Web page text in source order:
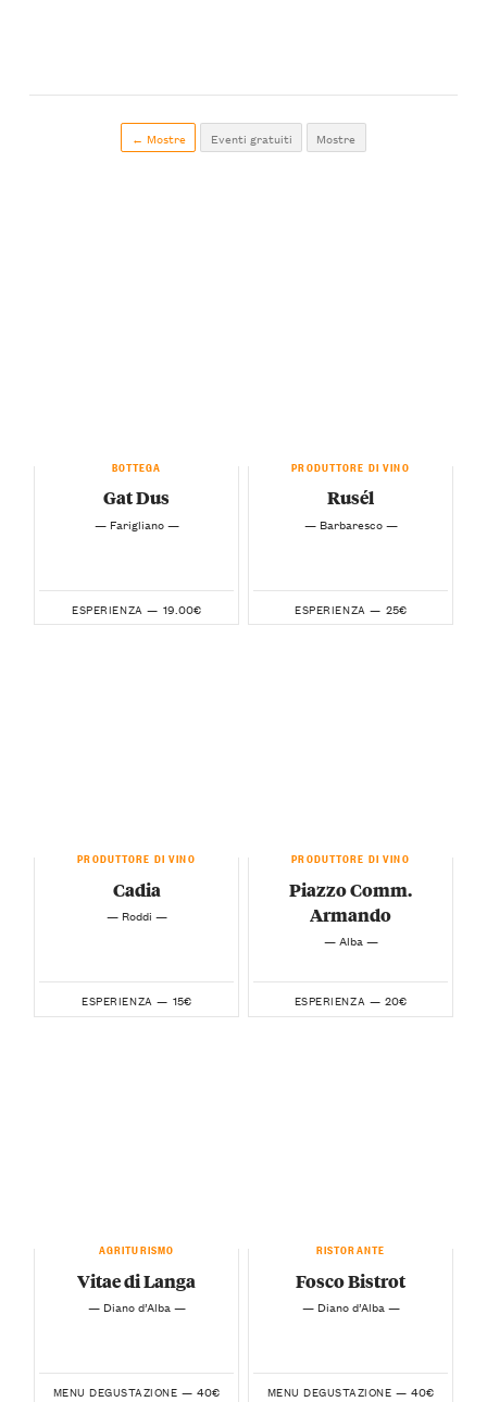
← Mostre Eventi gratuiti Mostre
BOTTEGA
Gat Dus
— Farigliano —
ESPERIENZA — 19.00€
PRODUTTORE DI VINO
Rusél
— Barbaresco —
ESPERIENZA — 25€
PRODUTTORE DI VINO
Cadia
— Roddi —
ESPERIENZA — 15€
PRODUTTORE DI VINO
Piazzo Comm.
Armando
— Alba —
ESPERIENZA — 20€
AGRITURISMO
Vitae di Langa
— Diano d’Alba —
MENU DEGUSTAZIONE — 40€
RISTORANTE
Fosco Bistrot
— Diano d’Alba —
MENU DEGUSTAZIONE — 40€